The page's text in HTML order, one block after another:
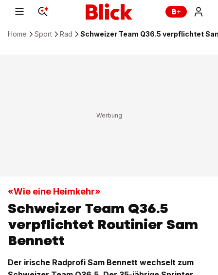
Home Sport Rad Schweizer Team Q36.5 verpflichtet
«Wie eine Heimkehr»
Schweizer Team Q36.5
verpflichtet Routinier Sam
Bennett
Der irische Radprofi Sam Bennett wechselt zum